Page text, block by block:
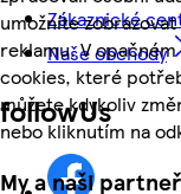
umožníte
reklamu. V
cookies, které
můžete kdykoliv
nebo kliknutím na
My a naši
Zákaznické
Naše obchody
followUs